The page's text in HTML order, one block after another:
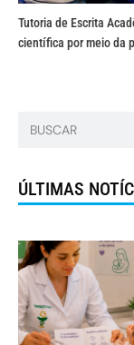
Tutoria de Escrita
científica por meio da
ÚLTIMAS